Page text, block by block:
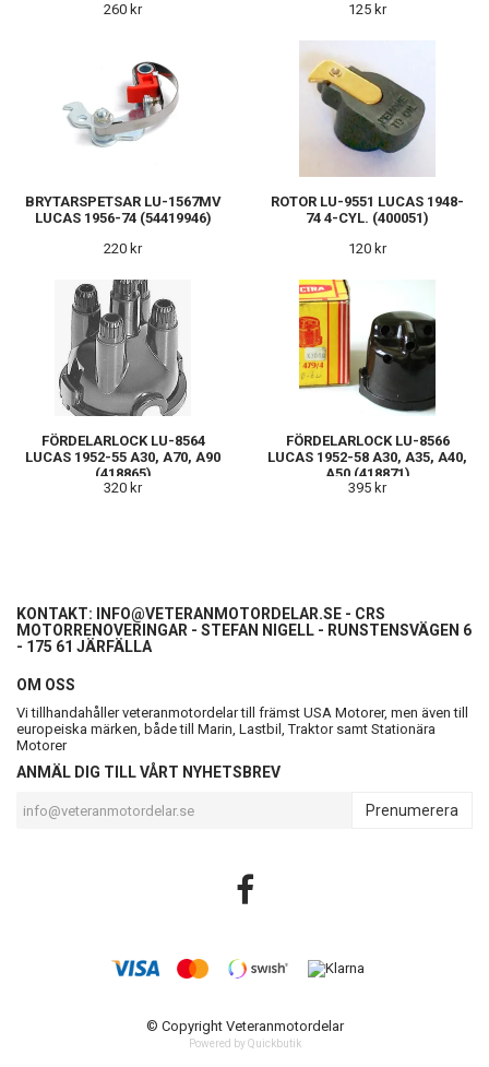
260 kr
125 kr
BRYTARSPETSAR LU-1567MV
LUCAS 1956-74 (54419946)
220 kr
ROTOR LU-9551 LUCAS 1948-
74 4-CYL. (400051)
120 kr
FÖRDELARLOCK LU-8564
LUCAS 1952-55 A30, A70, A90
(418865)
320 kr
FÖRDELARLOCK LU-8566
LUCAS 1952-58 A30, A35, A40,
A50 (418871)
395 kr
KONTAKT: INFO@VETERANMOTORDELAR.SE - CRS
MOTORRENOVERINGAR - STEFAN NIGELL - RUNSTENSVÄGEN 6
- 175 61 JÄRFÄLLA
OM OSS
Vi tillhandahåller veteranmotordelar till främst USA Motorer, men även till
europeiska märken, både till Marin, Lastbil, Traktor samt Stationära
Motorer
ANMÄL DIG TILL VÅRT NYHETSBREV
Prenumerera
© Copyright Veteranmotordelar
Powered by Quickbutik